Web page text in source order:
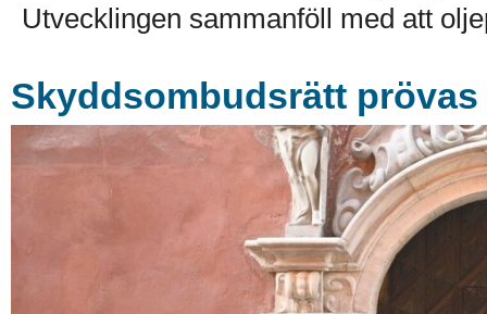
Utvecklingen sammanföll med att
Skyddsombudsrätt